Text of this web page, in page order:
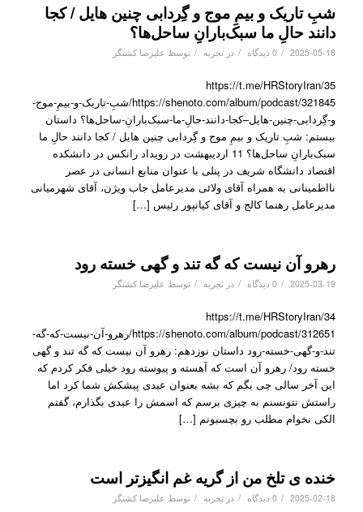
شبِ تاریک و بیمِ موج و گِردابی چنین هایل / کجا
دانند حالِ ما سبک‌بارانِ ساحل‌ها؟
2025-05-18
/ 0 دیدگاه / در تجربه / توسط علیرضا کشتگر
https://t.me/HRStoryIran/35
https://shenoto.com/album/podcast/321845/شبِ-تاریک-و-بیمِ-موج-
و-گِردابی-چنین-هایل–کجا-دانند-حالِ-ما-سبک‌بارانِ-ساحل‌ها؟ داستان
بیستم: شبِ تاریک و بیمِ موج و گِردابی چنین هایل / کجا دانند حالِ ما
سبک‌بارانِ ساحل‌ها؟ 11 اردیبهشت در رویداد رانکس در دانشکده
اقتصاد دانشگاه شریف در پنلی با عنوان منابع انسانی در عصر
نااطمینانی به همراه آقای ولائی مدیرعامل جاب ویژن، آقای شهرمیانی
مدیرعامل رهنما کالج و آقای کیانپور رئیس […]
رهرو آن نیست که گه تند و گهی خسته رود
2025-03-19
/ 0 دیدگاه / در تجربه / توسط علیرضا کشتگر
https://t.me/HRStoryIran/34
https://shenoto.com/album/podcast/312651/رهرو-آن-نیست-که-گه-
تند-و-گهی-خسته-رود داستان نوزدهم: رهرو آن نیست که گه تند و گهی
خسته رود/ رهرو آن است که آهسته و پیوسته رود خیلی فکر کردم که
این آخر سالی چی بگم که بشه بعنوان عیدی پیشکش شما کرد اما
راستش نتونسنم به چیزی برسم که اسمش را عیدی بگذارم، گفتم
الکی نخوام مطلب رو بچسبونم […]
خنده ی تلخ من از گریه غم انگیزتر است
2025-02-18
/ 0 دیدگاه / در تجربه / توسط علیرضا کشتگر